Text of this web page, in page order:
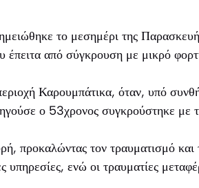
το μεσημέρι της
έπειτα από σύγκρουση με μικρό
Καρουμπάτικα, όταν, υπό
ο 53χρονος συγκρούστηκε με
προκαλώντας τον τραυματισμό
υπηρεσίες, ενώ οι τραυματίες